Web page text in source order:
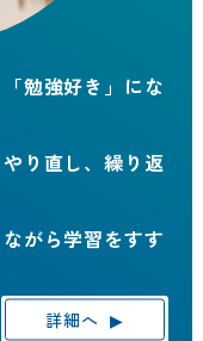
勉強好き」にな
り直し、繰り返
がら学習をすす
詳細へ ▶